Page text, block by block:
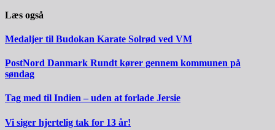
Læs også
Medaljer til Budokan Karate Solrød ved VM
PostNord Danmark Rundt kører gennem kommunen på
søndag
Tag med til Indien – uden at forlade Jersie
Vi siger hjertelig tak for 13 år!